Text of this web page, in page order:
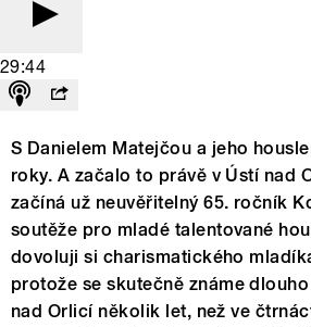
29:44
S Danielem Matejčou a jeho
roky. A začalo to právě v Ústí nad
začíná už neuvěřitelný 65. ročník
soutěže pro mladé talentované
dovoluji si charismatického
protože se skutečně známe
nad Orlicí několik let, než ve